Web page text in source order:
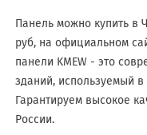
Панель можно купить в
руб, на официальном
панели KMEW - это
зданий, используемый
Гарантируем высокое
России.